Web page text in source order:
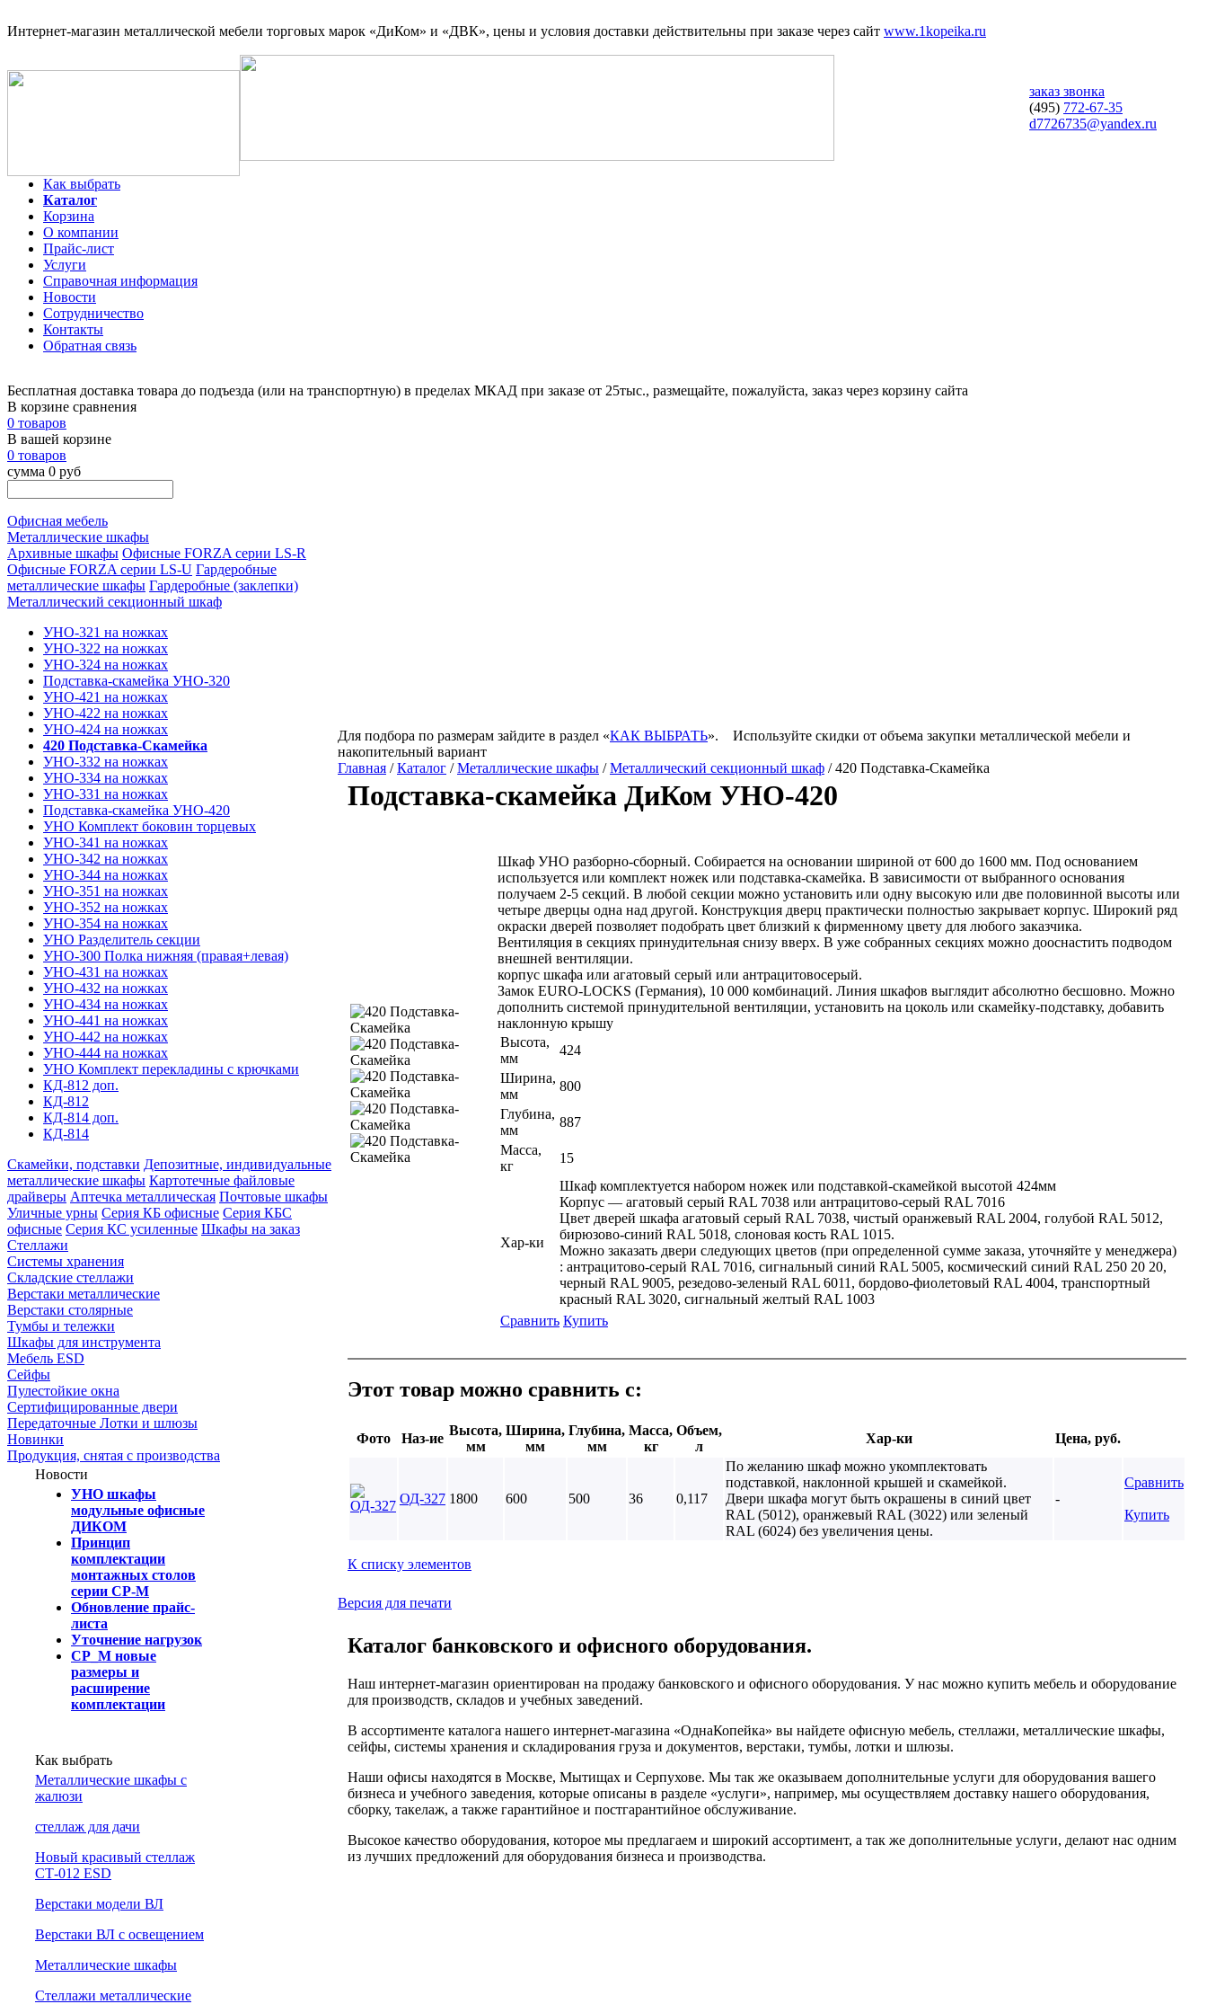
Интернет-магазин металлической мебели торговых марок «ДиКом» и «ДВК», цены и условия доставки действительны при заказе через сайт www.1kopeika.ru
заказ звонка
(495) 772-67-35
d7726735@yandex.ru
Как выбрать
Каталог
Корзина
О компании
Прайс-лист
Услуги
Справочная информация
Новости
Сотрудничество
Контакты
Обратная связь
Бесплатная доставка товара до подъезда (или на транспортную) в пределах МКАД при заказе от 25тыс., размещайте, пожалуйста, заказ через корзину сайта
В корзине сравнения
0 товаров
В вашей корзине
0 товаров
сумма 0 руб
Офисная мебель
Металлические шкафы
Архивные шкафы Офисные FORZA серии LS-R
Офисные FORZA серии LS-U Гардеробные
металлические шкафы Гардеробные (заклепки)
Металлический секционный шкаф
УНО-321 на ножках
УНО-322 на ножках
УНО-324 на ножках
Подставка-скамейка УНО-320
УНО-421 на ножках
УНО-422 на ножках
УНО-424 на ножках
420 Подставка-Скамейка
УНО-332 на ножках
УНО-334 на ножках
УНО-331 на ножках
Подставка-скамейка УНО-420
УНО Комплект боковин торцевых
УНО-341 на ножках
УНО-342 на ножках
УНО-344 на ножках
УНО-351 на ножках
УНО-352 на ножках
УНО-354 на ножках
УНО Разделитель секции
УНО-300 Полка нижняя (правая+левая)
УНО-431 на ножках
УНО-432 на ножках
УНО-434 на ножках
УНО-441 на ножках
УНО-442 на ножках
УНО-444 на ножках
УНО Комплект перекладины с крючками
КД-812 доп.
КД-812
КД-814 доп.
КД-814
Скамейки, подставки Депозитные, индивидуальные
металлические шкафы Картотечные файловые
драйверы Аптечка металлическая Почтовые шкафы
Уличные урны Серия КБ офисные Серия КБС
офисные Серия КC усиленные Шкафы на заказ
Стеллажи
Системы хранения
Складские стеллажи
Верстаки металлические
Верстаки столярные
Тумбы и тележки
Шкафы для инструмента
Мебель ESD
Сейфы
Пулестойкие окна
Сертифицированные двери
Передаточные Лотки и шлюзы
Новинки
Продукция, снятая с производства
Новости
УНО шкафы
модульные офисные
ДИКОМ
Принцип
комплектации
монтажных столов
серии СР-М
Обновление прайс-
листа
Уточнение нагрузок
СР_М новые
размеры и
расширение
комплектации
Как выбрать
Металлические шкафы с
жалюзи
cтеллаж для дачи
Новый красивый стеллаж
СТ-012 ESD
Верстаки модели ВЛ
Верстаки ВЛ с освещением
Металлические шкафы
Стеллажи металлические
Для подбора по размерам зайдите в раздел «КАК ВЫБРАТЬ».
Используйте скидки от объема закупки металлической мебели и
накопительный вариант
Главная /Каталог /Металлические шкафы /Металлический секционный шкаф / 420 Подставка-Скамейка
Подставка-скамейка ДиКом УНО-420
Шкаф УНО разборно-сборный. Собирается на основании шириной от 600 до 1600 мм. Под основанием
используется или комплект ножек или подставка-скамейка. В зависимости от выбранного основания
получаем 2-5 секций. В любой секции можно установить или одну высокую или две половинной высоты или
четыре дверцы одна над другой. Конструкция дверц практически полностью закрывает корпус. Широкий ряд
окраски дверей позволяет подобрать цвет близкий к фирменному цвету для любого заказчика.
Вентиляция в секциях принудительная снизу вверх. В уже собранных секциях можно дооснастить подводом
внешней вентиляции.
корпус шкафа или агатовый серый или антрацитовосерый.
Замок EURO-LOCKS (Германия), 10 000 комбинаций. Линия шкафов выглядит абсолютно бесшовно. Можно
дополнить системой принудительной вентиляции, установить на цоколь или скамейку-подставку, добавить
наклонную крышу
Высота,
мм
424
Ширина,
мм
800
Глубина,
мм
887
Масса,
кг
15
Хар-ки
Шкаф комплектуется набором ножек или подставкой-скамейкой высотой 424мм
Корпус — агатовый серый RAL 7038 или антрацитово-серый RAL 7016
Цвет дверей шкафа агатовый серый RAL 7038, чистый оранжевый RAL 2004, голубой RAL 5012,
бирюзово-синий RAL 5018, слоновая кость RAL 1015.
Можно заказать двери следующих цветов (при определенной сумме заказа, уточняйте у менеджера)
: антрацитово-серый RAL 7016, сигнальный синий RAL 5005, космический синий RAL 250 20 20,
черный RAL 9005, резедово-зеленый RAL 6011, бордово-фиолетовый RAL 4004, транспортный
красный RAL 3020, сигнальный желтый RAL 1003
Сравнить Купить
Этот товар можно сравнить с:
Фото Наз-ие
Высота,
мм
Ширина,
мм
Глубина,
мм
Масса,
кг
Объем,
л
Хар-ки Цена, руб.
ОД-327 1800 600 500 36 0,117
По желанию шкаф можно укомплектовать
подставкой, наклонной крышей и скамейкой.
Двери шкафа могут быть окрашены в синий цвет
RAL (5012), оранжевый RAL (3022) или зеленый
RAL (6024) без увеличения цены.
-
Сравнить
Купить
К списку элементов
Версия для печати
Каталог банковского и офисного оборудования.
Наш интернет-магазин ориентирован на продажу банковского и офисного оборудования. У нас можно купить мебель и оборудование
для производств, складов и учебных заведений.
В ассортименте каталога нашего интернет-магазина «ОднаКопейка» вы найдете офисную мебель, стеллажи, металлические шкафы,
сейфы, системы хранения и складирования груза и документов, верстаки, тумбы, лотки и шлюзы.
Наши офисы находятся в Москве, Мытищах и Серпухове. Мы так же оказываем дополнительные услуги для оборудования вашего
бизнеса и учебного заведения, которые описаны в разделе «услуги», например, мы осуществляем доставку нашего оборудования,
сборку, такелаж, а также гарантийное и постгарантийное обслуживание.
Высокое качество оборудования, которое мы предлагаем и широкий ассортимент, а так же дополнительные услуги, делают нас одним
из лучших предложений для оборудования бизнеса и производства.